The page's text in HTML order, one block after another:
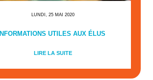
LUNDI, 25 MAI 2020
INFORMATIONS UTILES AUX ÉLUS
LIRE LA SUITE